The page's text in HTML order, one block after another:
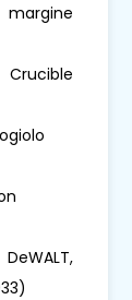
margine